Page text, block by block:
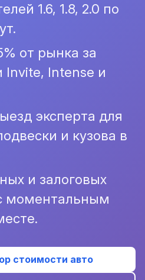
1.6, 1.8, 2.0 по
от рынка за
Invite, Intense и
эксперта для
и кузова в
и залоговых
моментальным
стоимости авто